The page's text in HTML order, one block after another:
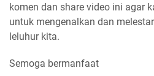
komen dan share video ini agar
untuk mengenalkan dan
leluhur kita.
Semoga bermanfaat